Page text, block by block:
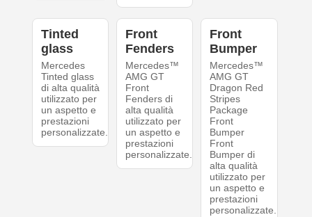
Tinted
glass
Mercedes
Tinted glass
di alta qualità
utilizzato per
un aspetto e
prestazioni
personalizzate.
Front
Fenders
Mercedes™
AMG GT
Front
Fenders di
alta qualità
utilizzato per
un aspetto e
prestazioni
personalizzate.
Front
Bumper
Mercedes™
AMG GT
Dragon Red
Stripes
Package
Front
Bumper
Front
Bumper di
alta qualità
utilizzato per
un aspetto e
prestazioni
personalizzate.